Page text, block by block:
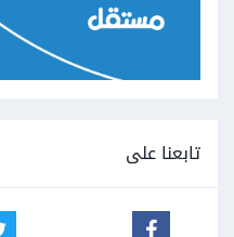
تابعنا على